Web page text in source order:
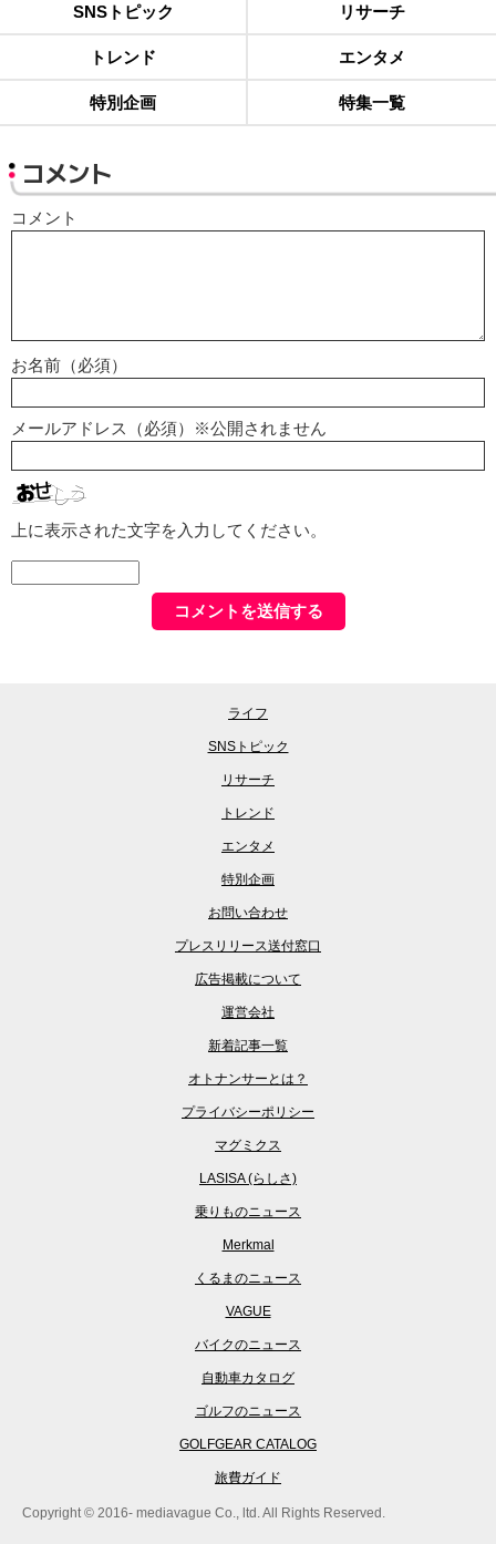
SNSトピック リサーチ
トレンド エンタメ
特別企画 特集一覧
コメント
コメント
お名前（必須）
メールアドレス（必須）※公開されません
上に表示された文字を入力してください。
ライフ
SNSトピック
リサーチ
トレンド
エンタメ
特別企画
お問い合わせ
プレスリリース送付窓口
広告掲載について
運営会社
新着記事一覧
オトナンサーとは？
プライバシーポリシー
マグミクス
LASISA (らしさ)
乗りものニュース
Merkmal
くるまのニュース
VAGUE
バイクのニュース
自動車カタログ
ゴルフのニュース
GOLFGEAR CATALOG
旅費ガイド
Copyright © 2016- mediavague Co., ltd. All Rights Reserved.